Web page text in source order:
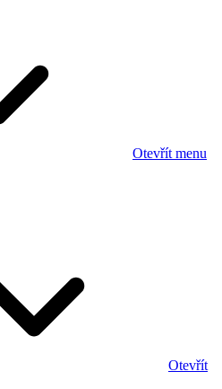
Otevřít menu
Otevřít